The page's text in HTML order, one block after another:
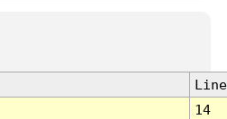
Line
14